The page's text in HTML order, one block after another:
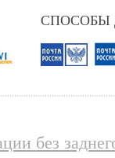
СПОСОБЫ
без